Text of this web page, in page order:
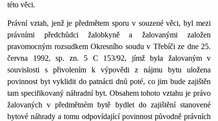
této věci.
Právní vztah, jenž je předmětem sporu v souzené věci, byl mezi
právními předchůdci žalobkyně a žalovanými založen
pravomocným rozsudkem Okresního soudu v Třebíči ze dne 25.
června 1992, sp. zn. 5 C 153/92, jímž byla žalovaným v
souvislosti s přivolením k výpovědi z nájmu bytu uložena
povinnost byt vyklidit do patnácti dnů poté, co jim bude zajištěn
tam specifikovaný náhradní byt. Obsahem tohoto vztahu je právo
žalovaných v předmětném bytě bydlet do zajištění stanovené
bytové náhrady a tomu odpovídající povinnost původně právních